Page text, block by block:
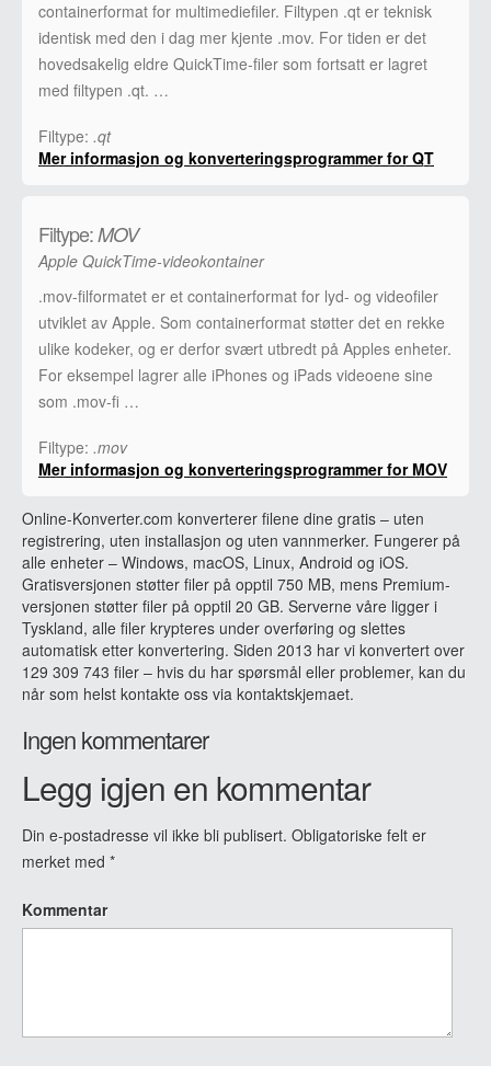
containerformat for multimediefiler. Filtypen .qt er teknisk
identisk med den i dag mer kjente .mov. For tiden er det
hovedsakelig eldre QuickTime-filer som fortsatt er lagret
med filtypen .qt. …
Filtype: .qt
Mer informasjon og konverteringsprogrammer for QT
Filtype:MOV
Apple QuickTime-videokontainer
.mov-filformatet er et containerformat for lyd- og videofiler
utviklet av Apple. Som containerformat støtter det en rekke
ulike kodeker, og er derfor svært utbredt på Apples enheter.
For eksempel lagrer alle iPhones og iPads videoene sine
som .mov-fi …
Filtype: .mov
Mer informasjon og konverteringsprogrammer for MOV
Online-Konverter.com konverterer filene dine gratis – uten
registrering, uten installasjon og uten vannmerker. Fungerer på
alle enheter – Windows, macOS, Linux, Android og iOS.
Gratisversjonen støtter filer på opptil 750 MB, mens Premium-
versjonen støtter filer på opptil 20 GB. Serverne våre ligger i
Tyskland, alle filer krypteres under overføring og slettes
automatisk etter konvertering. Siden 2013 har vi konvertert over
129 309 743 filer – hvis du har spørsmål eller problemer, kan du
når som helst kontakte oss via kontaktskjemaet.
Ingen kommentarer
Legg igjen en kommentar
Din e-postadresse vil ikke bli publisert. Obligatoriske felt er
merket med *
Kommentar